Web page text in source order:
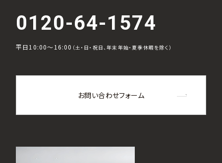
0120-64-1574
平日10:00～16:00 （土・日・祝日、年末年始・夏季休暇を除く）
お問い合わせフォーム